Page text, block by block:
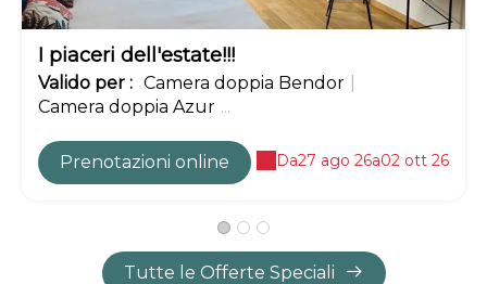
I piaceri dell'estate!!!
Valido per : Camera doppia Bendor
Camera doppia Azur ...
Prenotazioni online Da27 ago 26a02 ott 26
Tutte le Offerte Speciali